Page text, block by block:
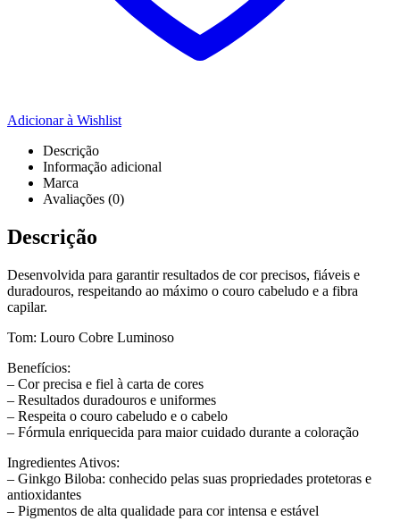
Adicionar à Wishlist
Descrição
Informação adicional
Marca
Avaliações (0)
Descrição
Desenvolvida para garantir resultados de cor precisos, fiáveis e
duradouros, respeitando ao máximo o couro cabeludo e a fibra
capilar.
Tom: Louro Cobre Luminoso
Benefícios:
– Cor precisa e fiel à carta de cores
– Resultados duradouros e uniformes
– Respeita o couro cabeludo e o cabelo
– Fórmula enriquecida para maior cuidado durante a coloração
Ingredientes Ativos:
– Ginkgo Biloba: conhecido pelas suas propriedades protetoras e
antioxidantes
– Pigmentos de alta qualidade para cor intensa e estável